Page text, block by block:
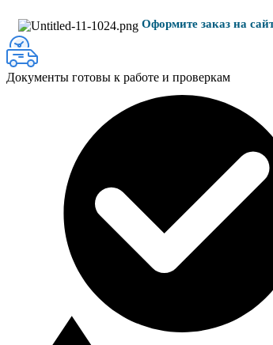
Оформите заказ на
Документы готовы к работе и проверкам